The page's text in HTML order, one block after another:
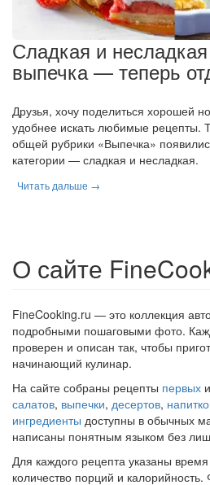
Сладкая и несладкая
выпечка — теперь
Друзья, хочу поделиться хорошей
удобнее искать любимые рецепты.
общей рубрики «Выпечка»
категории — сладкая и несладкая.
Читать дальше →
О сайте
FineCooking.ru — это коллекция
подробными пошаговыми фото.
проверен и описан так, чтобы
начинающий кулинар.
На сайте собраны рецепты первых и
салатов, выпечки, десертов,
ингредиенты доступны в обычных
написаны понятным языком без
Для каждого рецепта указаны
количество порций и